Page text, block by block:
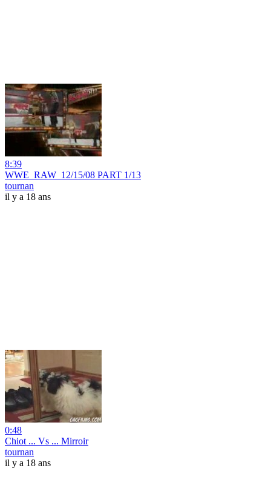
8:39
WWE_RAW_12/15/08 PART 1/13
tournan
il y a 18 ans
0:48
Chiot ... Vs ... Mirroir
tournan
il y a 18 ans